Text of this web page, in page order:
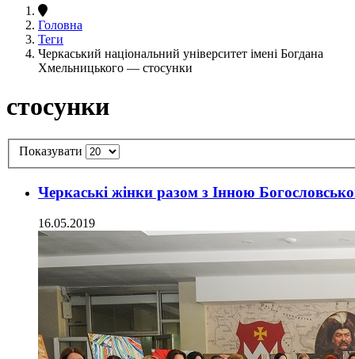
Головна
Теги
Черкаський національний університет імені Богдана
Хмельницького — стосунки
стосунки
Показувати
Черкаські жінки разом з Інною
16.05.2019